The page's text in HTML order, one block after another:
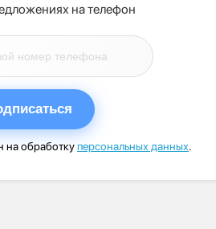
на телефон
на обработкуперсональных данных.